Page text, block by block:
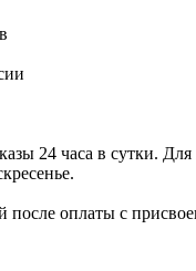
24 часа в сутки.
после оплаты с